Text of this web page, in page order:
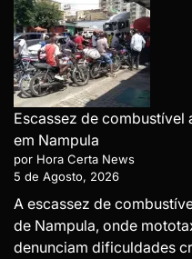
Escassez de
em Nampula
por Hora Certa News
5 de Agosto, 2026
A escassez de
de Nampula, onde
denunciam dificuldades